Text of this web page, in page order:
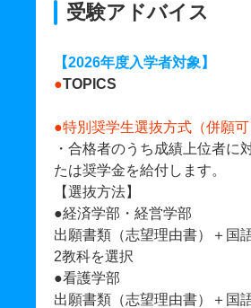
受験アドバイス
【2026年度入学者対象】
●TOPICS
●特別奨学生選抜方式（併願可
・合格者のうち成績上位者に
たは奨学金を給付します。
【選抜方法】
●経済学部・経営学部
出願書類（志望理由書）＋国
2教科を選択
●看護学部
出願書類（志望理由書）＋国